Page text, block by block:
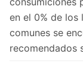
en el 0% de los
comunes se
recomendados